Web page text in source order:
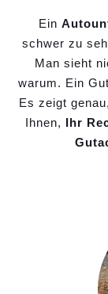
Ein
schwer zu
Man sieht
warum. Ein
Es zeigt genau,
Ihnen, Ihr